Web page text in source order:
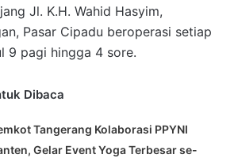
Jl. K.H. Wahid Hasyim,
Pasar Cipadu beroperasi setiap
9 pagi hingga 4 sore.
Dibaca
Tangerang Kolaborasi PPYNI
Gelar Event Yoga Terbesar se-